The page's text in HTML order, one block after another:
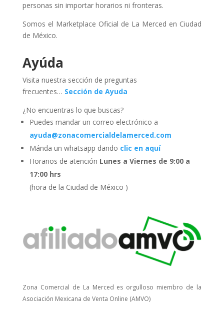
personas sin importar horarios ni fronteras.
Somos el Marketplace Oficial de La Merced en Ciudad
de México.
Ayúda
Visita nuestra sección de preguntas
frecuentes… Sección de Ayuda
¿No encuentras lo que buscas?
Puedes mandar un correo electrónico a
ayuda@zonacomercialdelamerced.com
Mánda un whatsapp dando clic en aquí
Horarios de atención Lunes a Viernes de 9:00 a
17:00 hrs
(hora de la Ciudad de México )
Zona Comercial de La Merced es orgulloso miembro de la
Asociación Mexicana de Venta Online (AMVO)